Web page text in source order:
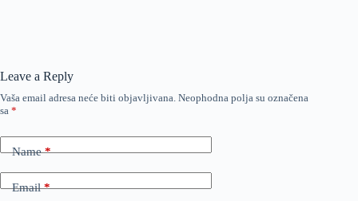
Leave a Reply
Vaša email adresa neće biti objavljivana. Neophodna polja su označena
sa *
Name*
Email*